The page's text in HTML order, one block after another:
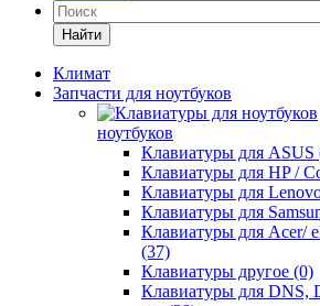
Найти
Климат
Запчасти для ноутбуков
ноутбуков
Клавиатуры для ASUS
Клавиатуры для HP /
Клавиатуры для
Клавиатуры для
Клавиатуры для Acer/
(37)
Клавиатуры другое (0)
Клавиатуры для DNS,